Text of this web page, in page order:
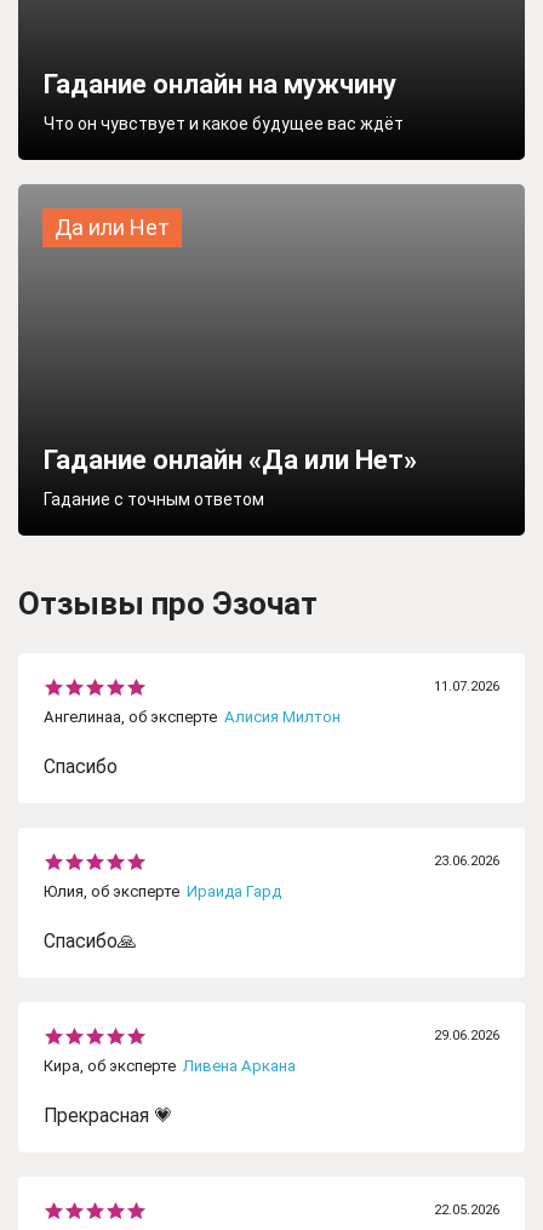
Гадание онлайн на мужчину
Что он чувствует и какое будущее вас ждёт
Да или Нет
Гадание онлайн «Да или Нет»
Гадание с точным ответом
Отзывы про Эзочат
11.07.2026
Ангелинаа, об эксперте Алисия Милтон
Спасибо
23.06.2026
Юлия, об эксперте Ираида Гард
Спасибо🙏
29.06.2026
Кира, об эксперте Ливена Аркана
Прекрасная 💗
22.05.2026